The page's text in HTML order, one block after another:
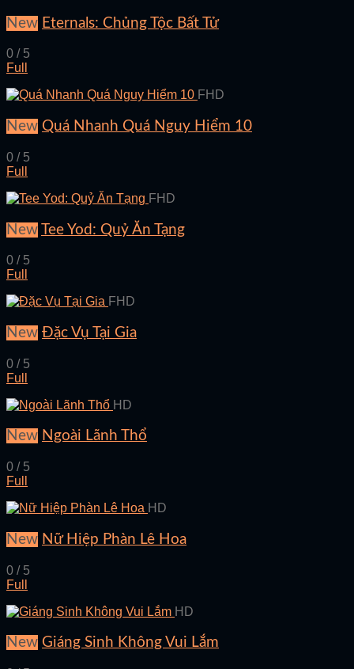
New Eternals: Chủng Tộc Bất Tử
0 / 5
Full
FHD
New Quá Nhanh Quá Nguy Hiểm 10
0 / 5
Full
FHD
New Tee Yod: Quỷ Ăn Tạng
0 / 5
Full
FHD
New Đặc Vụ Tại Gia
0 / 5
Full
HD
New Ngoài Lãnh Thổ
0 / 5
Full
HD
New Nữ Hiệp Phàn Lê Hoa
0 / 5
Full
HD
New Giáng Sinh Không Vui Lắm